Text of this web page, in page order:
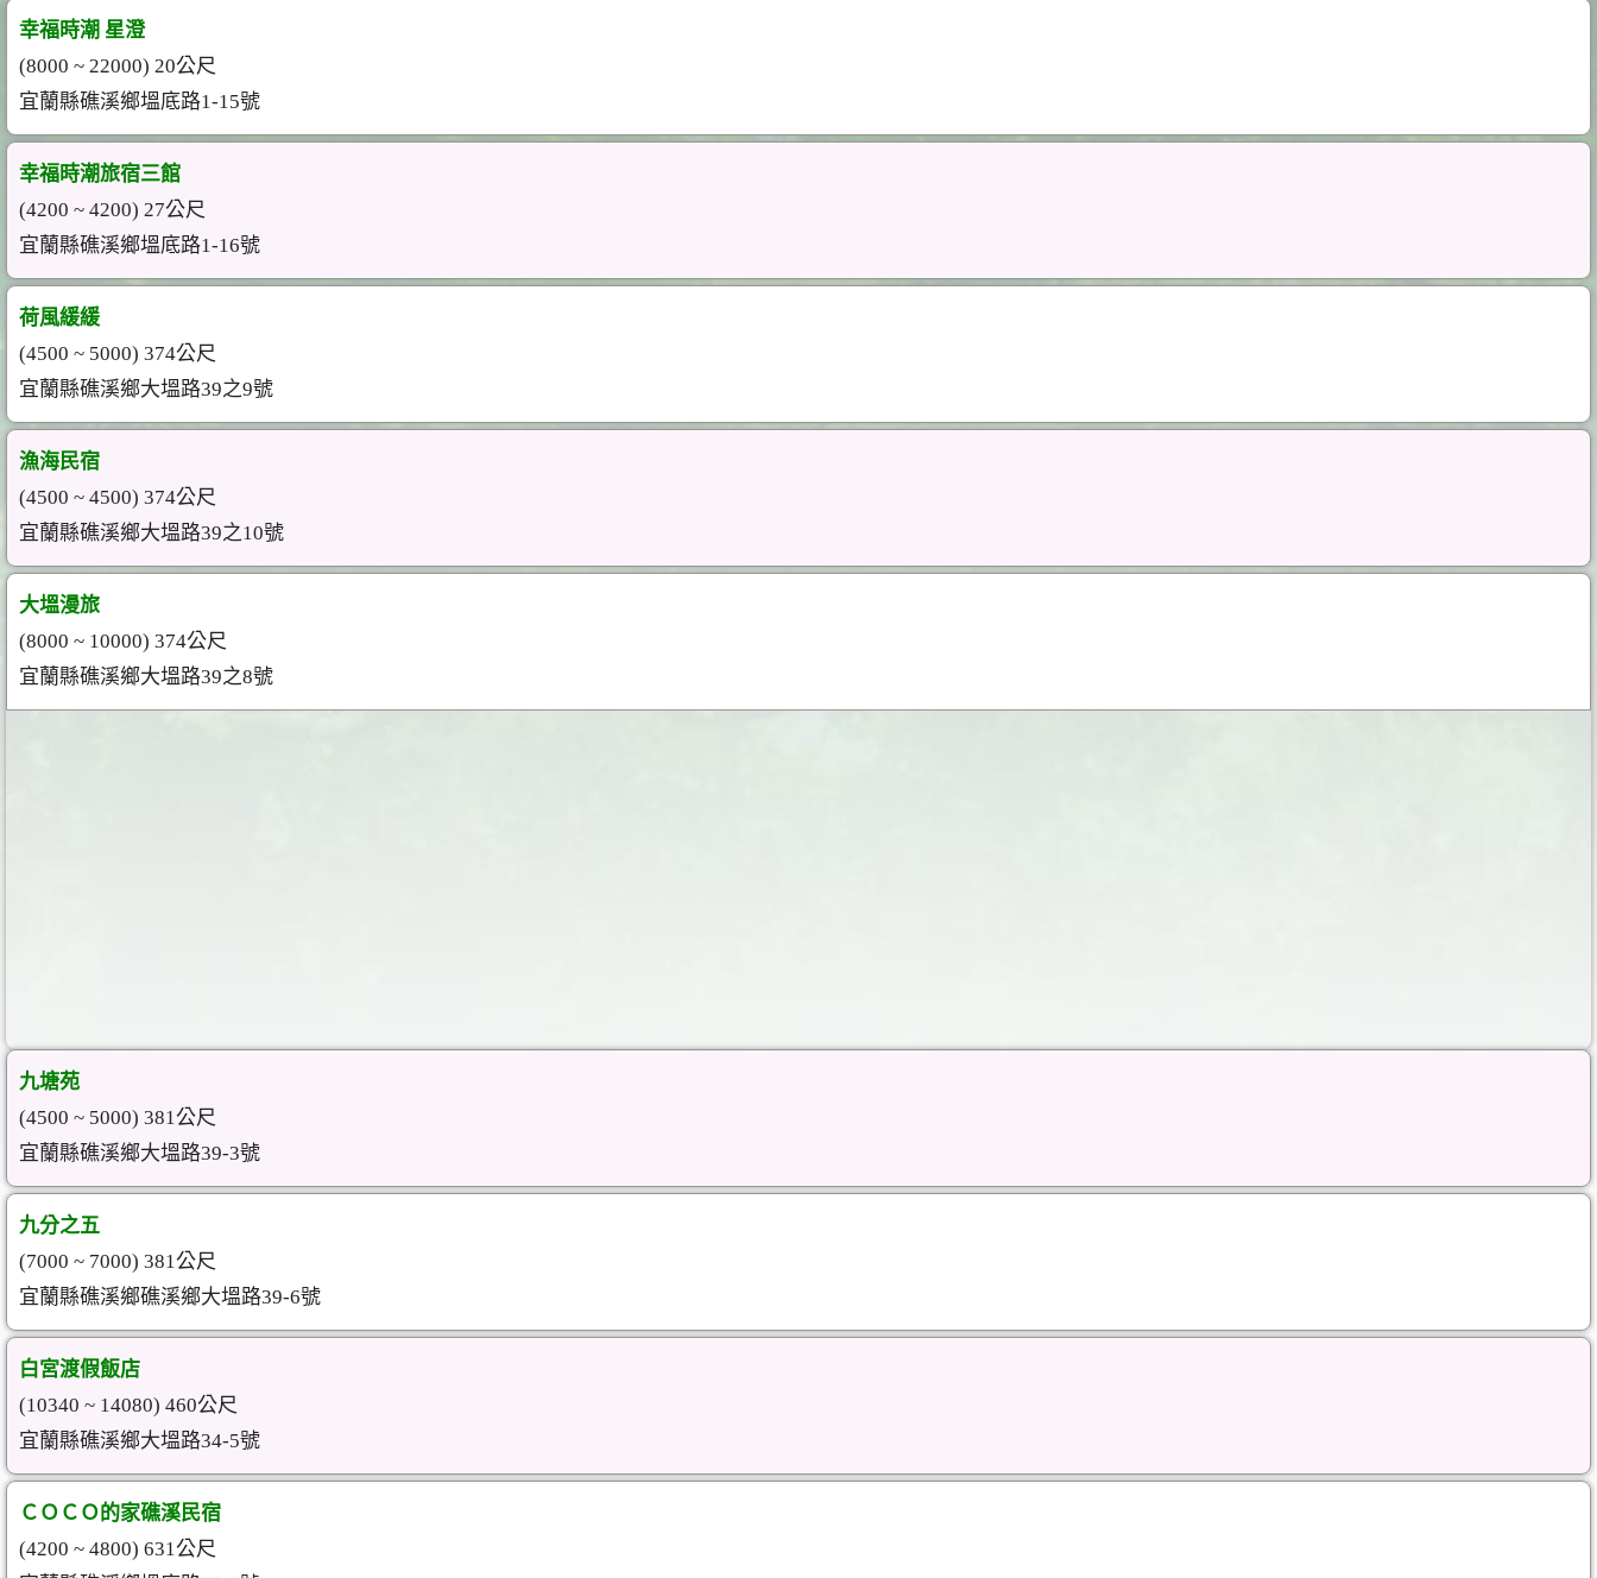
幸福時潮 星澄
(8000 ~ 22000) 20公尺
宜蘭縣礁溪鄉塭底路1-15號
幸福時潮旅宿三館
(4200 ~ 4200) 27公尺
宜蘭縣礁溪鄉塭底路1-16號
荷風緩緩
(4500 ~ 5000) 374公尺
宜蘭縣礁溪鄉大塭路39之9號
漁海民宿
(4500 ~ 4500) 374公尺
宜蘭縣礁溪鄉大塭路39之10號
大塭漫旅
(8000 ~ 10000) 374公尺
宜蘭縣礁溪鄉大塭路39之8號
九塘苑
(4500 ~ 5000) 381公尺
宜蘭縣礁溪鄉大塭路39-3號
九分之五
(7000 ~ 7000) 381公尺
宜蘭縣礁溪鄉礁溪鄉大塭路39-6號
白宮渡假飯店
(10340 ~ 14080) 460公尺
宜蘭縣礁溪鄉大塭路34-5號
ＣＯＣＯ的家礁溪民宿
(4200 ~ 4800) 631公尺